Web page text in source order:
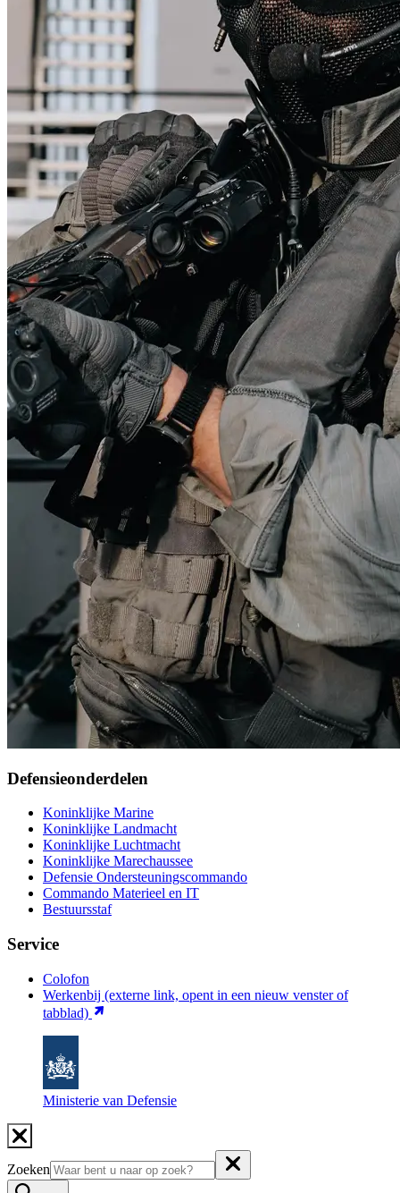
Defensieonderdelen
Koninklijke Marine
Koninklijke Landmacht
Koninklijke Luchtmacht
Koninklijke Marechaussee
Defensie Ondersteuningscommando
Commando Materieel en IT
Bestuursstaf
Service
Colofon
Werkenbij (externe link, opent in een nieuw venster of
tabblad)
Ministerie van Defensie
Zoeken